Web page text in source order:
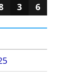
3 6